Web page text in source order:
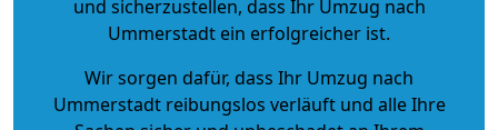
und sicherzustellen, dass Ihr Umzug nach
Ummerstadt ein erfolgreicher ist.
Wir sorgen dafür, dass Ihr Umzug nach
Ummerstadt reibungslos verläuft und alle Ihre